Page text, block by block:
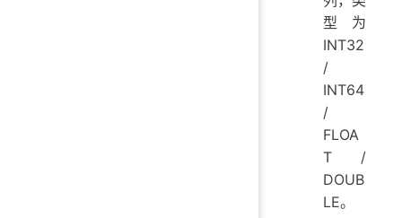
型为
INT32
/
INT64
/
FLOA
T /
DOUB
LE。